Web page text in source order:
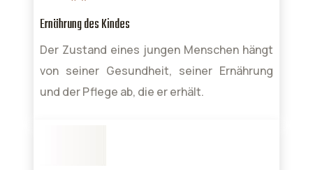
Ernährung des Kindes
Der Zustand eines jungen Menschen hängt
von seiner Gesundheit, seiner Ernährung
und der Pflege ab, die er erhält.